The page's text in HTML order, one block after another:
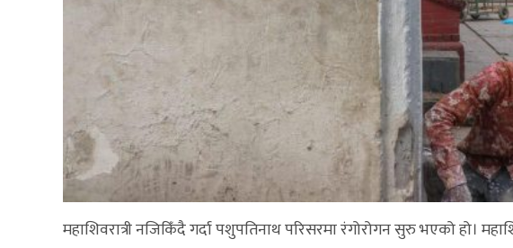
महाशिवरात्री नजिकिँदै गर्दा पशुपतिनाथ परिसरमा रंगोरोगन सुरु भएको हो।